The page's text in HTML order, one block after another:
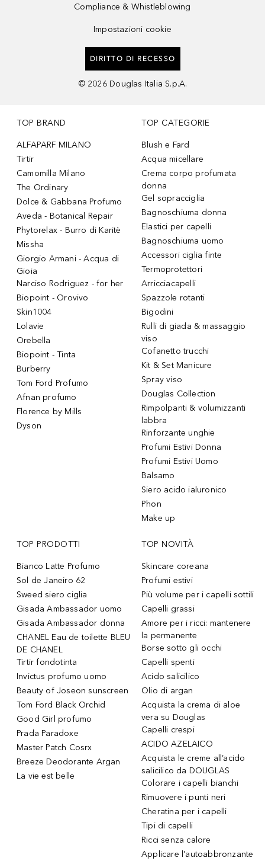
Compliance & Whistleblowing
Impostazioni cookie
DIRITTO DI RECESSO
© 2026 Douglas Italia S.p.A.
TOP BRAND
ALFAPARF MILANO
Tirtir
Camomilla Milano
The Ordinary
Dolce & Gabbana Profumo
Aveda - Botanical Repair
Phytorelax - Burro di Karitè
Missha
Giorgio Armani - Acqua di
Gioia
Narciso Rodriguez - for her
Biopoint - Orovivo
Skin1004
Lolavie
Orebella
Biopoint - Tinta
Burberry
Tom Ford Profumo
Afnan profumo
Florence by Mills
Dyson
TOP CATEGORIE
Blush e Fard
Acqua micellare
Crema corpo profumata
donna
Gel sopracciglia
Bagnoschiuma donna
Elastici per capelli
Bagnoschiuma uomo
Accessori ciglia finte
Termoprotettori
Arricciacapelli
Spazzole rotanti
Bigodini
Rulli di giada & massaggio
viso
Cofanetto trucchi
Kit & Set Manicure
Spray viso
Douglas Collection
Rimpolpanti & volumizzanti
labbra
Rinforzante unghie
Profumi Estivi Donna
Profumi Estivi Uomo
Balsamo
Siero acido ialuronico
Phon
Make up
TOP PRODOTTI
Bianco Latte Profumo
Sol de Janeiro 62
Sweed siero ciglia
Gisada Ambassador uomo
Gisada Ambassador donna
CHANEL Eau de toilette BLEU
DE CHANEL
Tirtir fondotinta
Invictus profumo uomo
Beauty of Joseon sunscreen
Tom Ford Black Orchid
Good Girl profumo
Prada Paradoxe
Master Patch Cosrx
Breeze Deodorante Argan
La vie est belle
TOP NOVITÀ
Skincare coreana
Profumi estivi
Più volume per i capelli sottili
Capelli grassi
Amore per i ricci: mantenere
la permanente
Borse sotto gli occhi
Capelli spenti
Acido salicilico
Olio di argan
Acquista la crema di aloe
vera su Douglas
Capelli crespi
ACIDO AZELAICO
Acquista le creme all’acido
salicilico da DOUGLAS
Colorare i capelli bianchi
Rimuovere i punti neri
Cheratina per i capelli
Tipi di capelli
Ricci senza calore
Applicare l'autoabbronzante